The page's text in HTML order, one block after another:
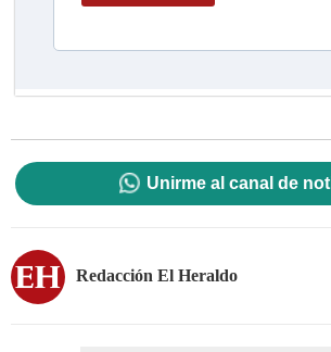
Unirme al canal de
Redacción El Heraldo